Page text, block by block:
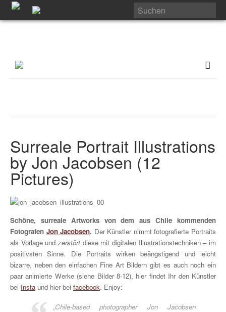
Surreale Portrait Illustrations
by Jon Jacobsen (12
Pictures)
Schöne, surreale Artworks von dem aus Chile kommenden
Fotografen Jon Jacobsen. Der Künstler nimmt fotografierte Portraits
als Vorlage und zerstört diese mit digitalen Illustrationstechniken – im
positivsten Sinne. Die Portraits wirken beängstigend und leicht
bizarre, neben den einfachen Fine Art Bildern gibt es auch noch ein
paar animierte Werke (siehe Bilder 8-12), hier findet Ihr den Künstler
bei Insta und hier bei facebook. Enjoy:
„Chile-based photographer Jon Jacobsen